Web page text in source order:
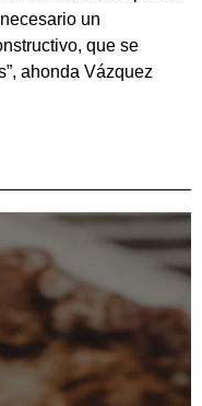
un
que se
ahonda Vázquez